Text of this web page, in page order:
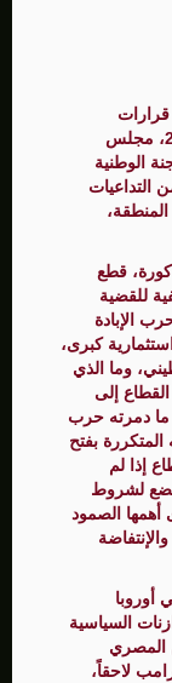
من قرارات
وتشكيلات ذات صلة (قرار مجلس الأمن 2803، مجلس
الوطنية
التداعيات
قطع
للقضية
الإبادة
كبرى،
وما الذي
إلى
ما دمرته حرب
المتكررة بفتح
إذا لم
تخضع لشروط
أهمها الصمود
أوروبا
السياسية
المصري
لاحقاً،